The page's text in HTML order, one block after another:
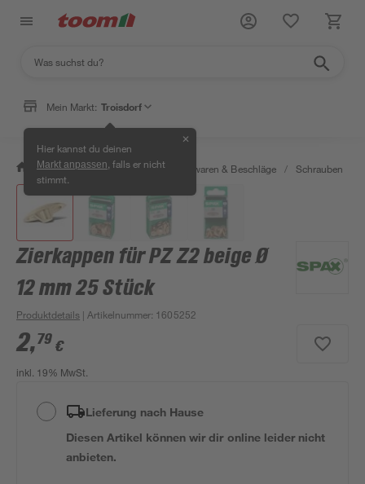
Mein Markt: Troisdorf
Hier kannst du deinen
Markt anpassen , falls er nicht
stimmt.
✕
/ Werkstatt & Maschinen / Eisenwaren & Beschläge / Schrauben
Zierkappen für PZ Z2 beige Ø
12 mm 25 Stück
Produktdetails | Artikelnummer: 1605252
2,79 €
inkl. 19% MwSt.
Lieferung nach Hause
Diesen Artikel können wir dir online leider nicht
anbieten.